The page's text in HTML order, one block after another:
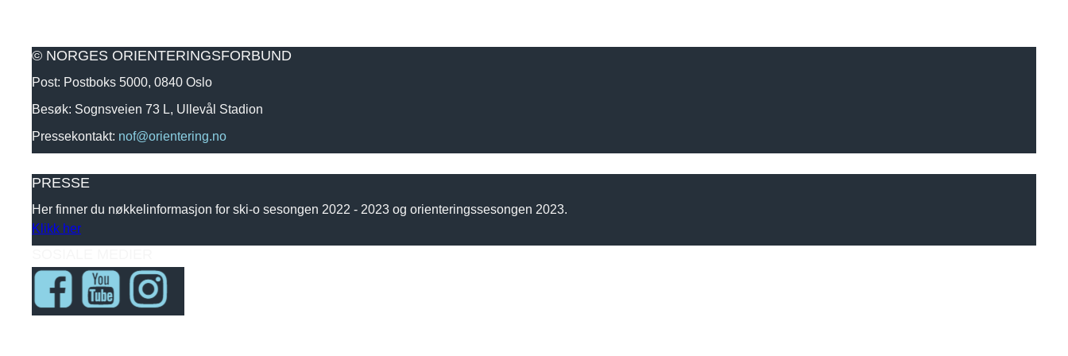
© NORGES ORIENTERINGSFORBUND
Post: Postboks 5000, 0840 Oslo
Besøk: Sognsveien 73 L, Ullevål Stadion
Pressekontakt: nof@orientering.no
PRESSE
Her finner du nøkkelinformasjon for ski-o sesongen 2022 - 2023 og orienteringssesongen 2023.
Klikk her